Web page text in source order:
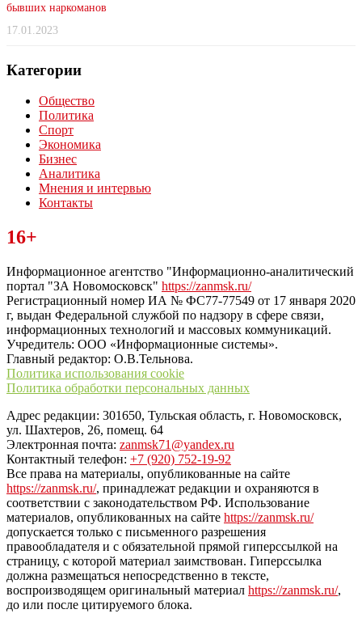
бывших наркоманов
17.01.2023
Категории
Общество
Политика
Спорт
Экономика
Бизнес
Аналитика
Мнения и интервью
Контакты
Читайте последние новости дня в Тульской области на сайте
“ЗаНовомосковск”
16+
Информационное агентство "Информационно-аналитический
портал "ЗА Новомосковск" https://zanmsk.ru/
Регистрационный номер ИА № ФС77-77549 от 17 января 2020
г, выдан Федеральной службой по надзору в сфере связи,
информационных технологий и массовых коммуникаций.
Учредитель: ООО «Информационные системы».
Главный редактор: О.В.Тельнова.
Политика использования cookie
Политика обработки персональных данных
Адрес редакции: 301650, Тульская область, г. Новомосковск,
ул. Шахтеров, 26, помещ. 64
Электронная почта: zanmsk71@yandex.ru
Контактный телефон: +7 (920) 752-19-92
Все права на материалы, опубликованные на сайте
https://zanmsk.ru/, принадлежат редакции и охраняются в
соответствии с законодательством РФ. Использование
материалов, опубликованных на сайте https://zanmsk.ru/
допускается только с письменного разрешения
правообладателя и с обязательной прямой гиперссылкой на
страницу, с которой материал заимствован. Гиперссылка
должна размещаться непосредственно в тексте,
воспроизводящем оригинальный материал https://zanmsk.ru/,
до или после цитируемого блока.